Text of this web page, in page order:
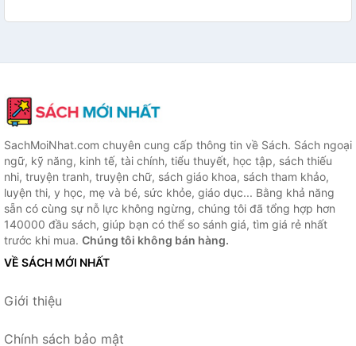
SachMoiNhat.com chuyên cung cấp thông tin về Sách. Sách ngoại
ngữ, kỹ năng, kinh tế, tài chính, tiểu thuyết, học tập, sách thiếu
nhi, truyện tranh, truyện chữ, sách giáo khoa, sách tham khảo,
luyện thi, y học, mẹ và bé, sức khỏe, giáo dục... Bằng khả năng
sẵn có cùng sự nỗ lực không ngừng, chúng tôi đã tổng hợp hơn
140000 đầu sách, giúp bạn có thể so sánh giá, tìm giá rẻ nhất
trước khi mua. Chúng tôi không bán hàng.
VỀ SÁCH MỚI NHẤT
Giới thiệu
Chính sách bảo mật